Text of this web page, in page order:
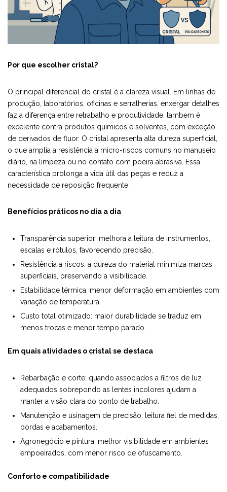
Por que escolher cristal?
O principal diferencial do cristal é a clareza visual. Em linhas de
produção, laboratórios, oficinas e serralherias, enxergar detalhes
faz a diferença entre retrabalho e produtividade, tambem é
excelente contra produtos quimicos e solventes, com exceção
de derivados de fluor. O cristal apresenta alta dureza superficial,
o que amplia a resistência a micro-riscos comuns no manuseio
diário, na limpeza ou no contato com poeira abrasiva. Essa
característica prolonga a vida útil das peças e reduz a
necessidade de reposição frequente.
Benefícios práticos no dia a dia
Transparência superior: melhora a leitura de instrumentos,
escalas e rótulos, favorecendo precisão.
Resistência a riscos: a dureza do material minimiza marcas
superficiais, preservando a visibilidade.
Estabilidade térmica: menor deformação em ambientes com
variação de temperatura.
Custo total otimizado: maior durabilidade se traduz em
menos trocas e menor tempo parado.
Em quais atividades o cristal se destaca
Rebarbação e corte: quando associados a filtros de luz
adequados sobrepondo as lentes incolores ajudam a
manter a visão clara do ponto de trabalho.
Manutenção e usinagem de precisão: leitura fiel de medidas,
bordas e acabamentos.
Agronegócio e pintura: melhor visibilidade em ambientes
empoeirados, com menor risco de ofuscamento.
Conforto e compatibilidade